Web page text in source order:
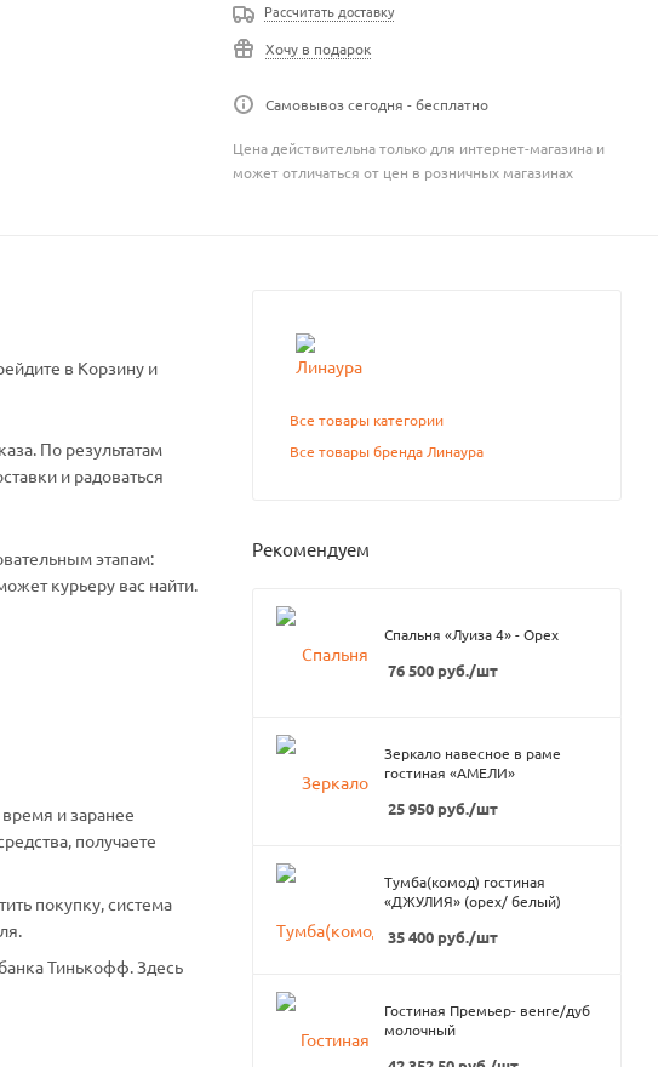
Рассчитать доставку
Хочу в подарок
Самовывоз сегодня - бесплатно
Цена действительна только для интернет-магазина и
может отличаться от цен в розничных магазинах
в Корзину и
По результатам
и радоваться
этапам:
курьеру вас найти.
и заранее
получаете
покупку, система
Тинькофф. Здесь
Все товары категории
Все товары бренда Линаура
Рекомендуем
Спальня «Луиза 4» - Орех
76 500 руб./шт
Зеркало навесное в раме
гостиная «АМЕЛИ»
25 950 руб./шт
Тумба(комод) гостиная
«ДЖУЛИЯ» (орех/ белый)
35 400 руб./шт
Гостиная Премьер- венге/дуб
молочный